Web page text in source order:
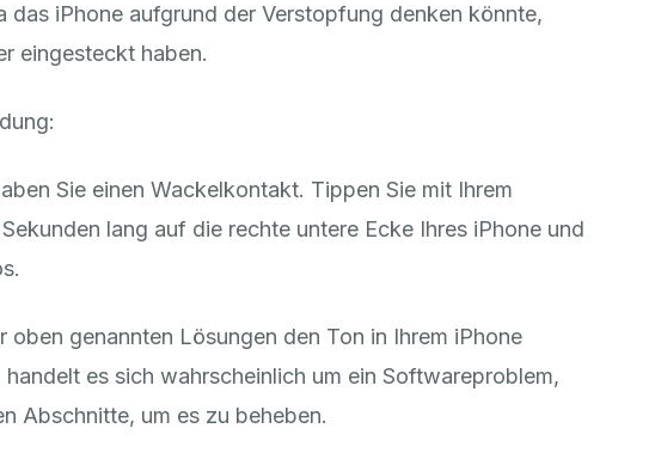
das iPhone aufgrund der Verstopfung denken könnte,
eingesteckt haben.
Sie einen Wackelkontakt. Tippen Sie mit Ihrem
lang auf die rechte untere Ecke Ihres iPhone und
oben genannten Lösungen den Ton in Ihrem iPhone
es sich wahrscheinlich um ein Softwareproblem,
Abschnitte, um es zu beheben.